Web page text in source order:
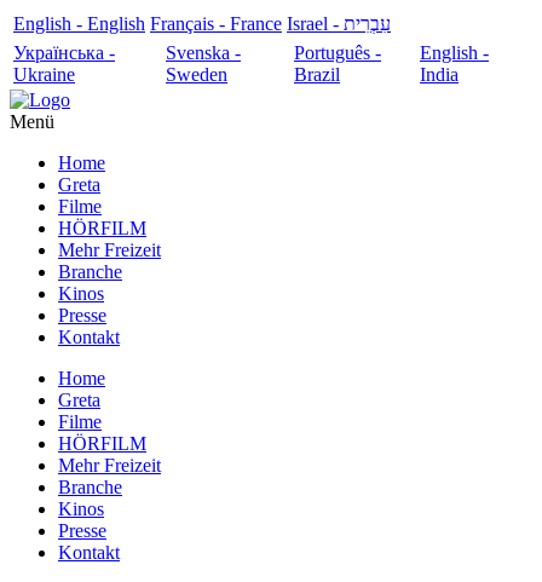
English - English Français - France
עִבְרִית - Israel
Українська -
Ukraine
Svenska -
Sweden
Português -
Brazil
English -
India
Menü
Home
Greta
Filme
HÖRFILM
Mehr Freizeit
Branche
Kinos
Presse
Kontakt
Home
Greta
Filme
HÖRFILM
Mehr Freizeit
Branche
Kinos
Presse
Kontakt